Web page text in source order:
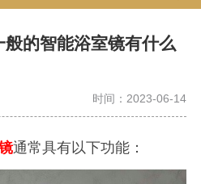
的智能浴室镜有什么
时间：2023-06-14
通常具有以下功能：